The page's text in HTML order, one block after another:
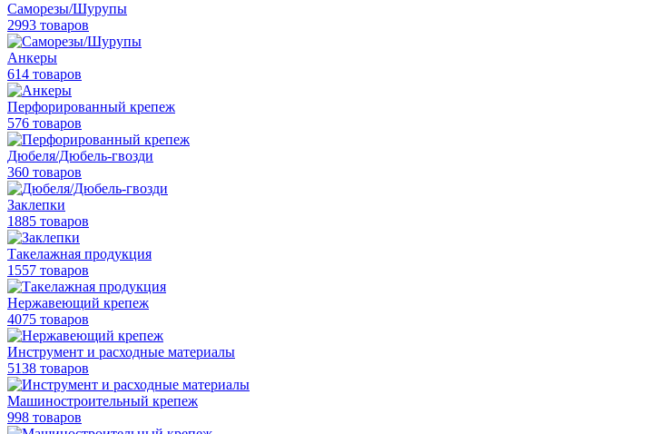
Саморезы/Шурупы
2993 товаров
Анкеры
614 товаров
Перфорированный крепеж
576 товаров
Дюбеля/Дюбель-гвозди
360 товаров
Заклепки
1885 товаров
Такелажная продукция
1557 товаров
Нержавеющий крепеж
4075 товаров
Инструмент и расходные материалы
5138 товаров
Машиностроительный крепеж
998 товаров